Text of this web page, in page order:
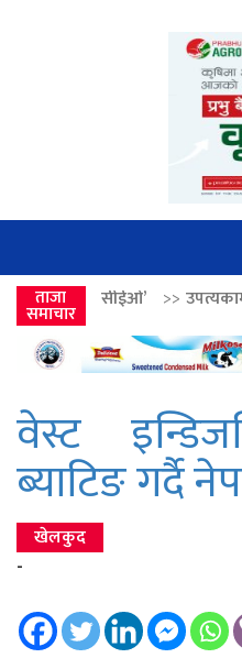
ताजा
समाचार
उपत्यकामा श्रृंखलाबद्ध सिक्री
वेस्ट
ब्याटिङ गर्दै
खेलकुद
-